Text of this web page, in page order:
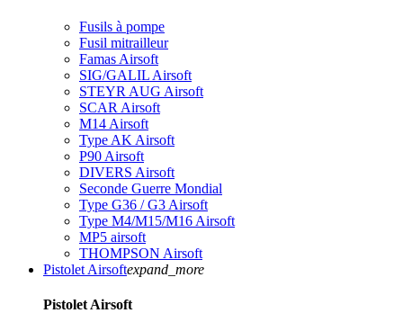
Fusils à pompe
Fusil mitrailleur
Famas Airsoft
SIG/GALIL Airsoft
STEYR AUG Airsoft
SCAR Airsoft
M14 Airsoft
Type AK Airsoft
P90 Airsoft
DIVERS Airsoft
Seconde Guerre Mondial
Type G36 / G3 Airsoft
Type M4/M15/M16 Airsoft
MP5 airsoft
THOMPSON Airsoft
Pistolet Airsoftexpand_more
Pistolet Airsoft